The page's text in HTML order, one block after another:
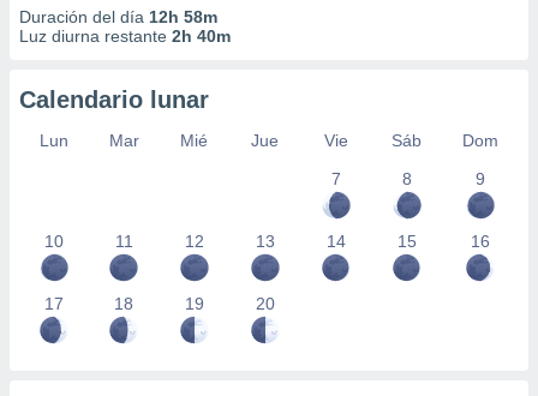
Duración del día 12h 58m
Luz diurna restante 2h 40m
Calendario lunar
Lun Mar Mié Jue Vie Sáb
Dom
7
8 9
10 11 12 13 14 15 16
17 18 19 20